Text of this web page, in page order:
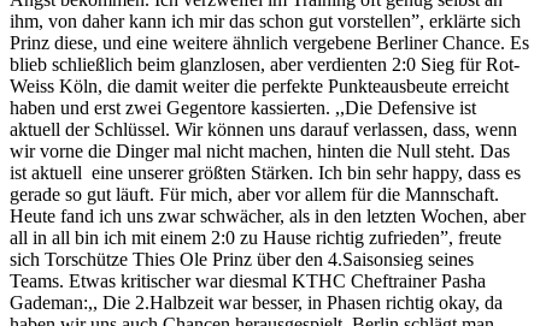
ihm, von daher kann ich mir das schon gut vorstellen”, erklärte sich
Prinz diese, und eine weitere ähnlich vergebene Berliner Chance. Es
blieb schließlich beim glanzlosen, aber verdienten 2:0 Sieg für Rot-
Weiss Köln, die damit weiter die perfekte Punkteausbeute erreicht
haben und erst zwei Gegentore kassierten. ,,Die Defensive ist
aktuell der Schlüssel. Wir können uns darauf verlassen, dass, wenn
wir vorne die Dinger mal nicht machen, hinten die Null steht. Das
ist aktuell eine unserer größten Stärken. Ich bin sehr happy, dass es
gerade so gut läuft. Für mich, aber vor allem für die Mannschaft.
Heute fand ich uns zwar schwächer, als in den letzten Wochen, aber
all in all bin ich mit einem 2:0 zu Hause richtig zufrieden”, freute
sich Torschütze Thies Ole Prinz über den 4.Saisonsieg seines
Teams. Etwas kritischer war diesmal KTHC Cheftrainer Pasha
Gademan:,, Die 2.Halbzeit war besser, in Phasen richtig okay, da